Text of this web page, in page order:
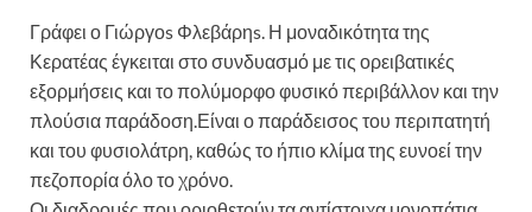
Γράφει ο Γιώργοs Φλεβάρηs. Η μοναδικότητα της
Κερατέας έγκειται στο συνδυασμό με τις ορειβατικές
εξορμήσεις και το πολύμορφο φυσικό περιβάλλον και την
πλούσια παράδοση.Είναι ο παράδεισος του περιπατητή
και του φυσιολάτρη, καθώς το ήπιο κλίμα της ευνοεί την
πεζοπορία όλο το χρόνο.